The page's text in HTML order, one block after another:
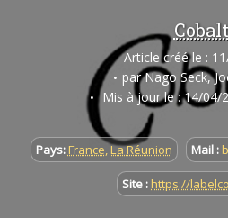
Cobalt
Article créé le :
par Nago Seck,
Mis à jour le : 14/04/
Pays: France,La Réunion Mail :
Site : https://